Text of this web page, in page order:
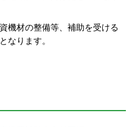
機材の整備等、補助を受ける
となります。